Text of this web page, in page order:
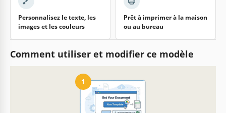
Personnalisez le texte, les
images et les couleurs
Prêt à imprimer à la maison
ou au bureau
Comment utiliser et modifier ce modèle
1